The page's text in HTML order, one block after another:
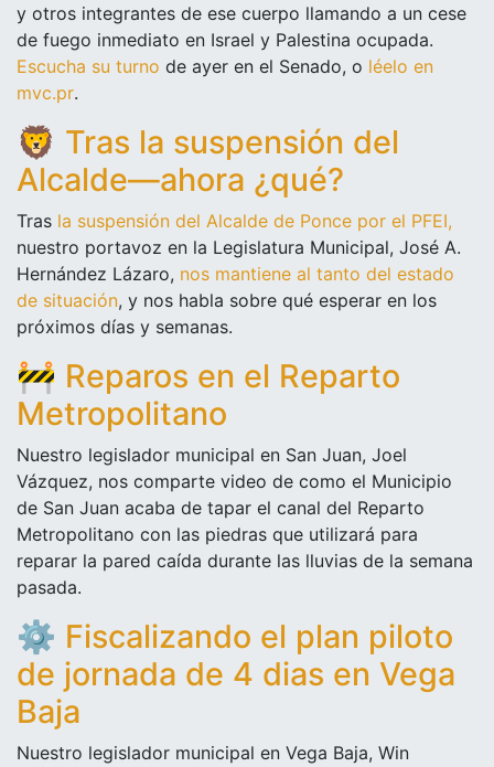
y otros integrantes de ese cuerpo llamando a un cese
de fuego inmediato en Israel y Palestina ocupada.
Escucha su turno de ayer en el Senado, o léelo en
mvc.pr.
🦁 Tras la suspensión del
Alcalde—ahora ¿qué?
Tras la suspensión del Alcalde de Ponce por el PFEI,
nuestro portavoz en la Legislatura Municipal, José A.
Hernández Lázaro, nos mantiene al tanto del estado
de situación, y nos habla sobre qué esperar en los
próximos días y semanas.
🚧 Reparos en el Reparto
Metropolitano
Nuestro legislador municipal en San Juan, Joel
Vázquez, nos comparte video de como el Municipio
de San Juan acaba de tapar el canal del Reparto
Metropolitano con las piedras que utilizará para
reparar la pared caída durante las lluvias de la semana
pasada.
⚙️ Fiscalizando el plan piloto
de jornada de 4 dias en Vega
Baja
Nuestro legislador municipal en Vega Baja, Win